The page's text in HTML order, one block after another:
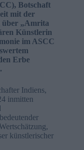
Botschaft
mit der
über „Amrita
Künstlerin
im ASCC
Erbe
Indiens,
inmitten
künstlerischer